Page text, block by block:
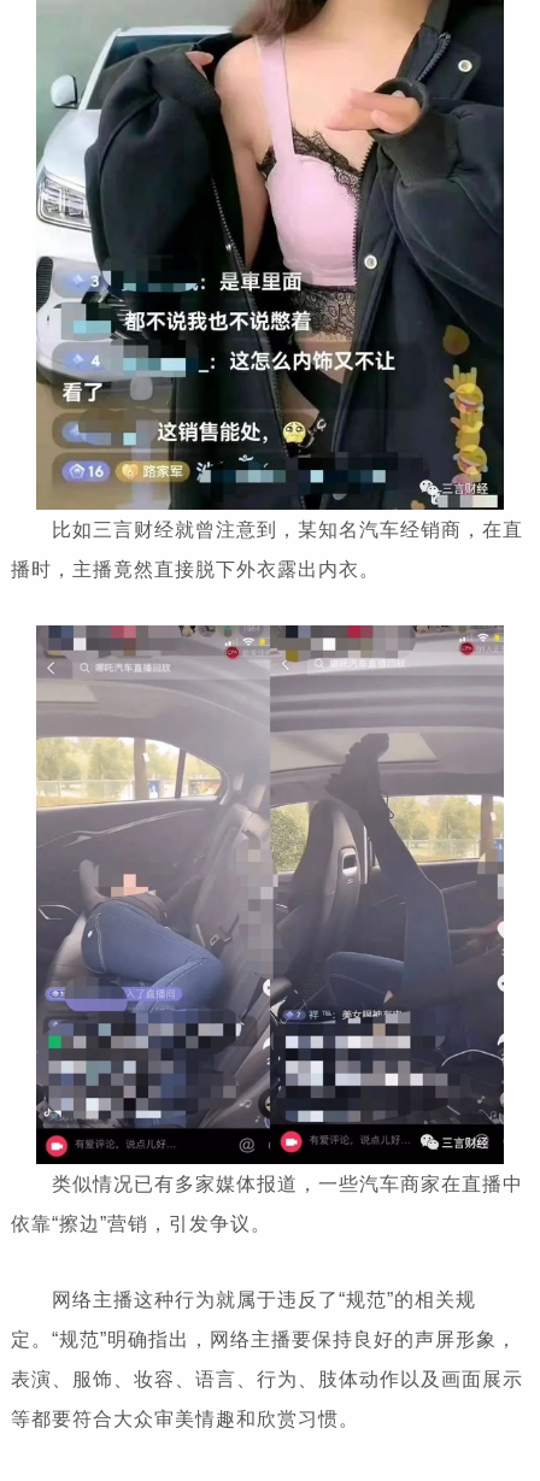
比如三言财经就曾注意到，某知名汽车经销商，在直
播时，主播竟然直接脱下外衣露出内衣。
类似情况已有多家媒体报道，一些汽车商家在直播中
依靠“擦边”营销，引发争议。
网络主播这种行为就属于违反了“规范”的相关规
定。“规范”明确指出，网络主播要保持良好的声屏形象，
表演、服饰、妆容、语言、行为、肢体动作以及画面展示
等都要符合大众审美情趣和欣赏习惯。